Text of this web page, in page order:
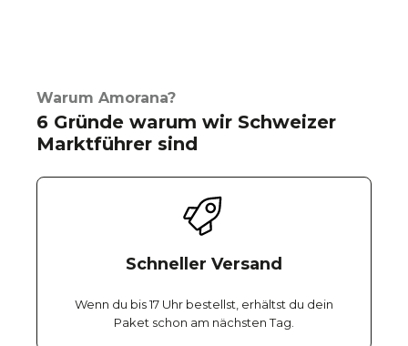
Warum Amorana?
6 Gründe warum wir Schweizer
Marktführer sind
Schneller Versand
Wenn du bis 17 Uhr bestellst, erhältst du dein
Paket schon am nächsten Tag.